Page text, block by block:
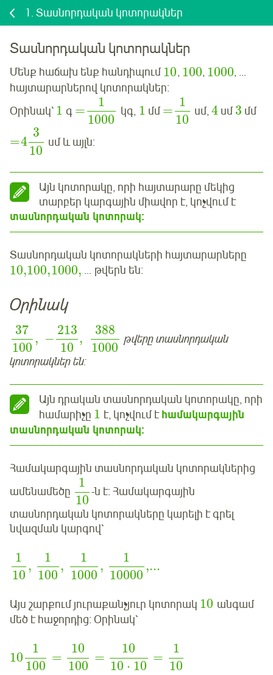
1. Տասնորդական կոտորակներ
Տասնորդական կոտորակներ
Մենք հաճախ ենք հանդիպում10, 100, 1000, ...
հայտարարներով կոտորակներ:
Օրինակ՝ 1 գ =
1
1000
կգ, 1 մմ=
1
10
սմ,4 սմ3 մմ
=4
3
10
սմ և այլն:
Այն կոտորակը, որի հայտարարը մեկից
տարբեր կարգային միավոր է, կոչվում է
տասնորդական կոտորակ:
Տասնորդական կոտորակների հայտարարները
10,100,1000, ... թվերն են:
Օրինակ
37
100
, −
213
10
,
388
1000
թվերը տասնորդական
կոտորակներ են:
Այն դրական տասնորդական կոտորակը, որի
համարիչը 1 է, կոչվում էհամակարգային
տասնորդական կոտորակ:
Համակարգային տասնորդական կոտորակներից
ամենամեծը
1
10
-ն է: Համակարգային
տասնորդական կոտորակները կարելի է գրել
նվազման կարգով՝
1
10
,
1
100
,
1
1000
,
1
10000
,...
Այս շարքում յուրաքանչյուր կոտորակ 10 անգամ
մեծ է հաջորդից: Օրինակ՝
10
1
100
=
10
100
=
10
10 ⋅ 10
=
1
10